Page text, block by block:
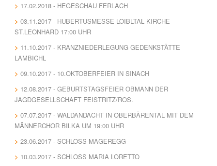
17.02.2018 - HEGESCHAU FERLACH
03.11.2017 - HUBERTUSMESSE LOIBLTAL KIRCHE
ST.LEONHARD 17:00 UHR
11.10.2017 - KRANZNIEDERLEGUNG GEDENKSTÄTTE
LAMBICHL
09.10.2017 - 10.OKTOBERFEIER IN SINACH
12.08.2017 - GEBURTSTAGSFEIER OBMANN DER
JAGDGESELLSCHAFT FEISTRITZ/ROS.
07.07.2017 - WALDANDACHT IN OBERBÄRENTAL MIT DEM
MÄNNERCHOR BILKA UM 19:00 UHR
23.06.2017 - SCHLOSS MAGEREGG
10.03.2017 - SCHLOSS MARIA LORETTO